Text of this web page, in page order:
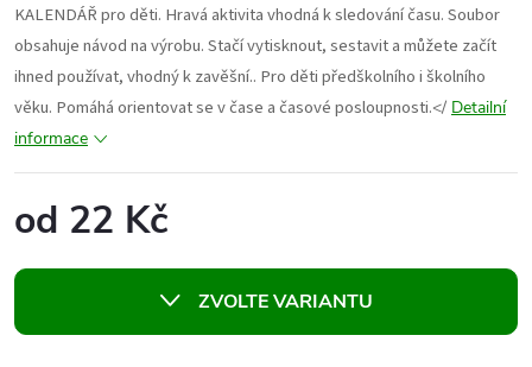
KALENDÁŘ pro děti. Hravá aktivita vhodná k sledování času. Soubor
obsahuje návod na výrobu. Stačí vytisknout, sestavit a můžete začít
ihned používat, vhodný k zavěšní.. Pro děti předškolního i školního
věku. Pomáhá orientovat se v čase a časové posloupnosti.</ Detailní
informace
od 22 Kč
cena:
ZVOLTE VARIANTU